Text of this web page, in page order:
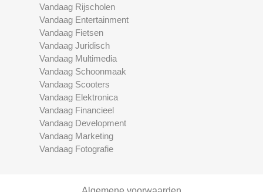
Vandaag Rijscholen
Vandaag Entertainment
Vandaag Fietsen
Vandaag Juridisch
Vandaag Multimedia
Vandaag Schoonmaak
Vandaag Scooters
Vandaag Elektronica
Vandaag Financieel
Vandaag Development
Vandaag Marketing
Vandaag Fotografie